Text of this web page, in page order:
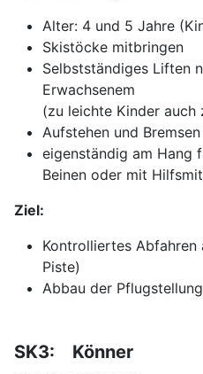
Alter: 4 und 5 Jahre
Skistöcke mitbringen
Selbstständiges Liften
Erwachsenem
(zu leichte Kinder auch
Aufstehen und Bremsen
eigenständig am Hang
Beinen oder mit
Ziel:
Kontrolliertes
Piste)
Abbau der Pflugstellung
SK3: Könner